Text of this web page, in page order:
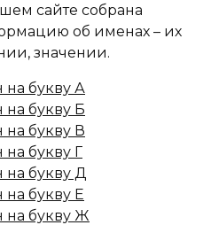
сайте собрана
об именах – их
значении.
букву А
букву Б
букву В
букву Г
букву Д
букву Е
на букву Ж